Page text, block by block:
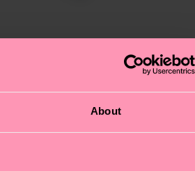
About
chaussette rouge vif arbore
valorisons l'expression
en mode habillé ou